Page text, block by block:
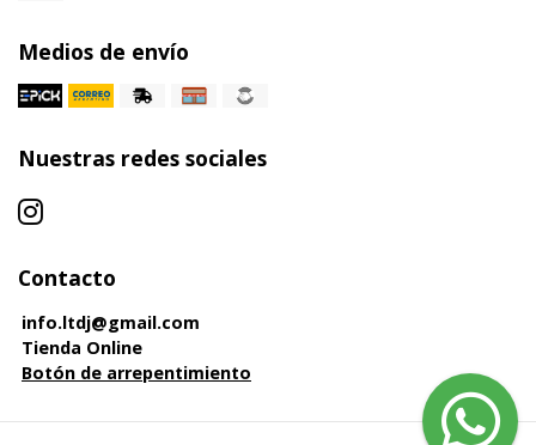
Medios de envío
Nuestras redes sociales
Contacto
info.ltdj@gmail.com
Tienda Online
Botón de arrepentimiento